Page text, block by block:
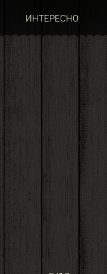
ИНТЕРЕСНО